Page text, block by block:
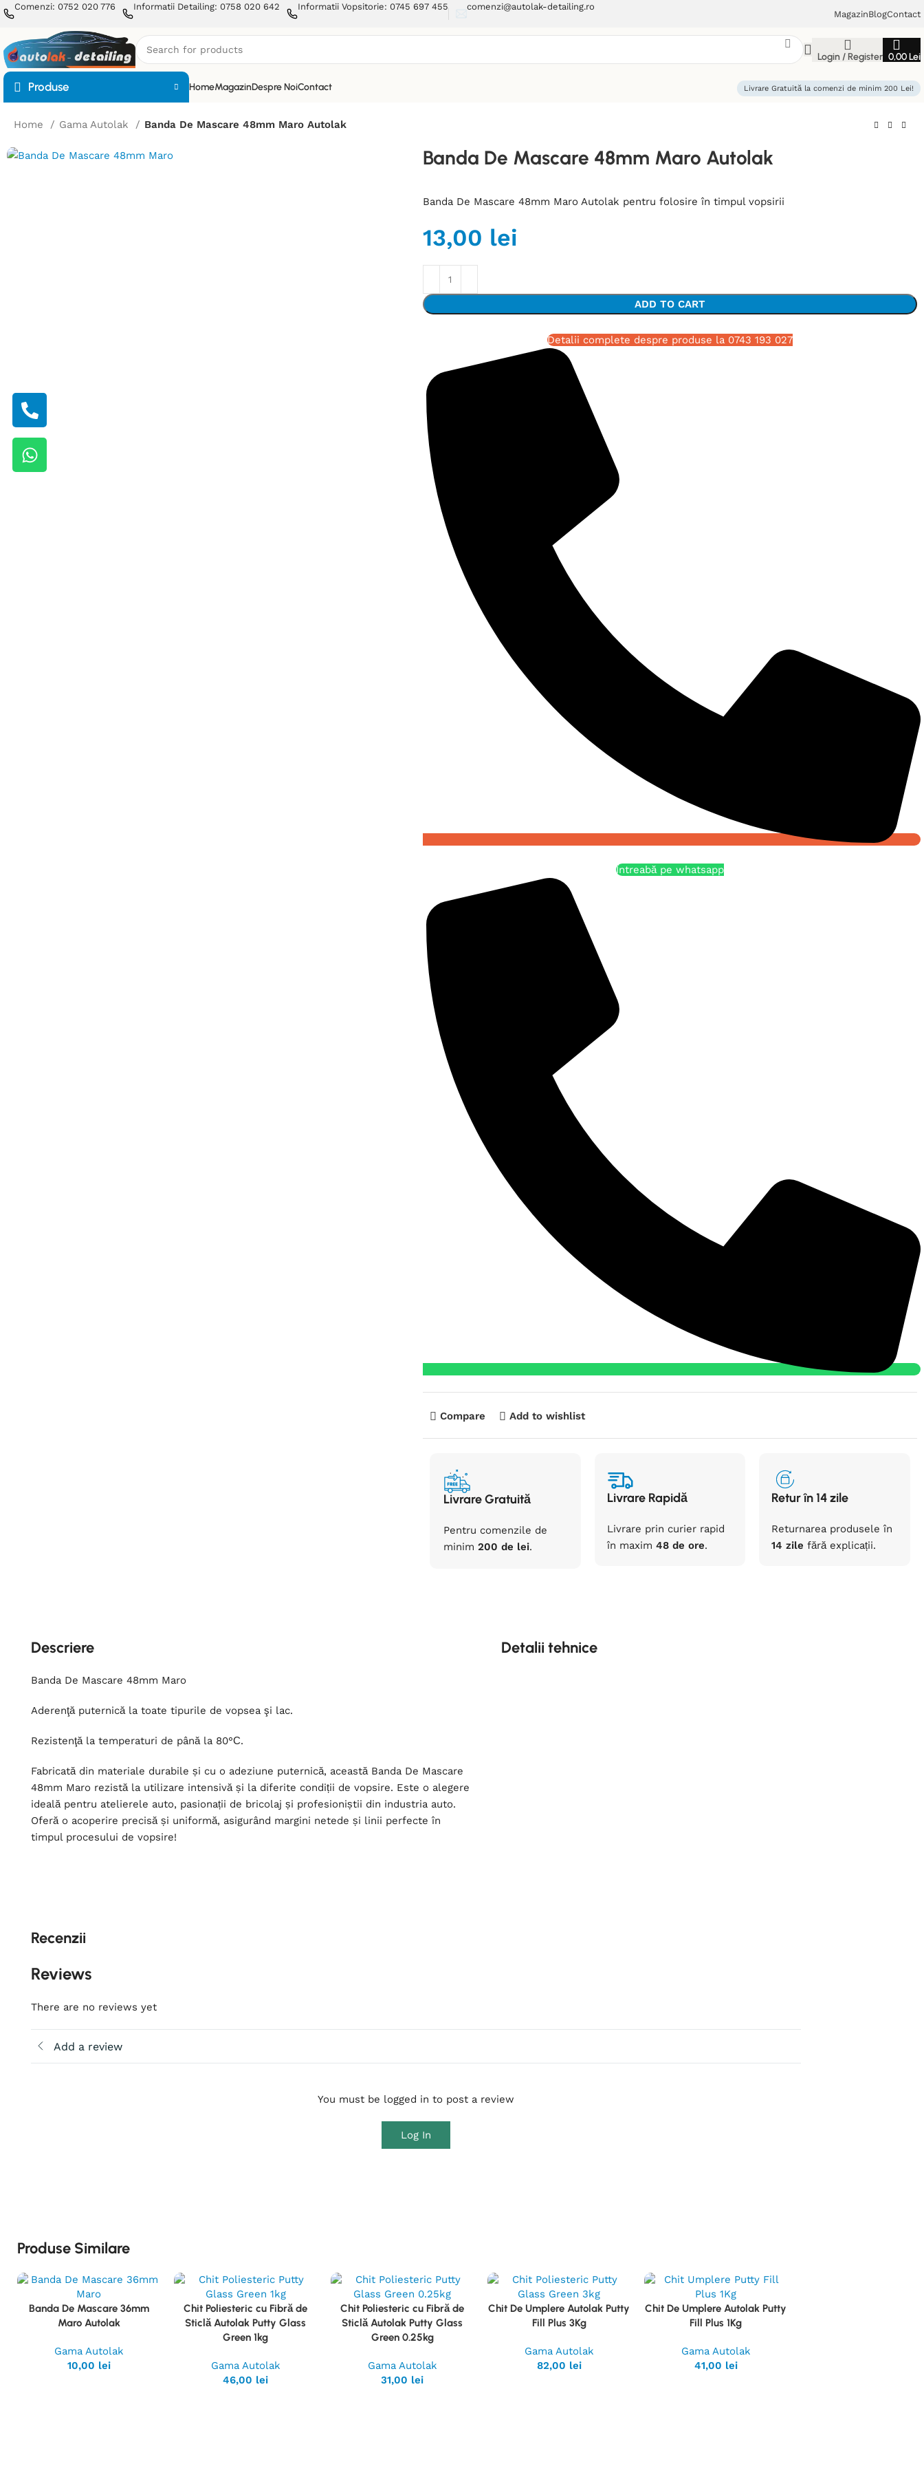
Comenzi: 0752 020 776 Informatii Detailing: 0758 020 642 Informatii Vopsitorie: 0745 697 455 comenzi@autolak-detailing.ro
MagazinBlogContact
Login / Register 0,00Lei
Produse HomeMagazinDespre NoiContact Livrare Gratuită la comenzi de minim 200 Lei!
Home Gama Autolak Banda De Mascare 48mm Maro Autolak
Banda De Mascare 48mm Maro Autolak
Banda De Mascare 48mm Maro Autolak pentru folosire în timpul vopsirii
13,00 lei
ADD TO CART
Detalii complete despre produse la 0743 193 027
Întreabă pe whatsapp
Compare Add to wishlist
Livrare Gratuită
Pentru comenzile de
minim 200 de lei.
Livrare Rapidă
Livrare prin curier rapid
în maxim 48 de ore.
Retur în 14 zile
Returnarea produseleîn
14 zile fără explicații.
Descriere
Banda De Mascare 48mm Maro
Aderenţă puternică la toate tipurile de vopsea şi lac.
Rezistenţă la temperaturi de până la 80°С.
Fabricată din materiale durabile și cu o adeziune puternică, această Banda De Mascare
48mm Maro rezistă la utilizare intensivă și la diferite condiții de vopsire. Este o alegere
ideală pentru atelierele auto, pasionații de bricolaj și profesioniștii din industria auto.
Oferă o acoperire precisă și uniformă, asigurând margini netede și linii perfecte în
timpul procesului de vopsire!
Detalii tehnice
Recenzii
Reviews
There are no reviews yet
Add a review
You must be logged in to post a review
Log In
Produse Similare
Vezi
Produsul
Banda De Mascare 36mm
Maro Autolak
Gama Autolak
10,00 lei
Vezi
Produsul
Chit Poliesteric cu Fibră de
Sticlă Autolak Putty Glass
Green 1kg
Gama Autolak
46,00 lei
Vezi
Produsul
Chit Poliesteric cu Fibră de
Sticlă Autolak Putty Glass
Green 0.25kg
Gama Autolak
31,00 lei
Vezi
Produsul
Chit De Umplere Autolak Putty
Fill Plus 3Kg
Gama Autolak
82,00 lei
Vezi
Produsul
Chit De Umplere Autolak Putty
Fill Plus 1Kg
Gama Autolak
41,00 lei